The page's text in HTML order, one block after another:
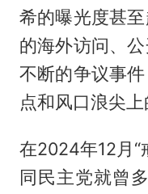
希的曝光度甚
的海外访问、
不断的争议事
点和风口浪尖上
在2024年12月“
同民主党就曾